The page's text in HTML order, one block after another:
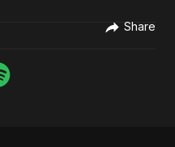
Share